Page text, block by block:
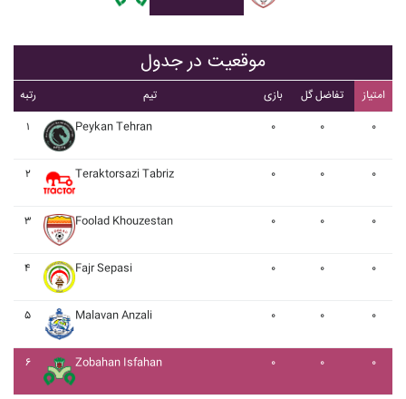
موقعیت در جدول
رتبه تیم بازی تفاضل گل
امتیاز
۱
Peykan Tehran ۰ ۰ ۰
۲ Teraktorsazi Tabriz ۰ ۰ ۰
۳ Foolad Khouzestan ۰ ۰ ۰
۴ Fajr Sepasi ۰ ۰ ۰
۵ Malavan Anzali ۰ ۰ ۰
۶ Zobahan Isfahan ۰ ۰ ۰